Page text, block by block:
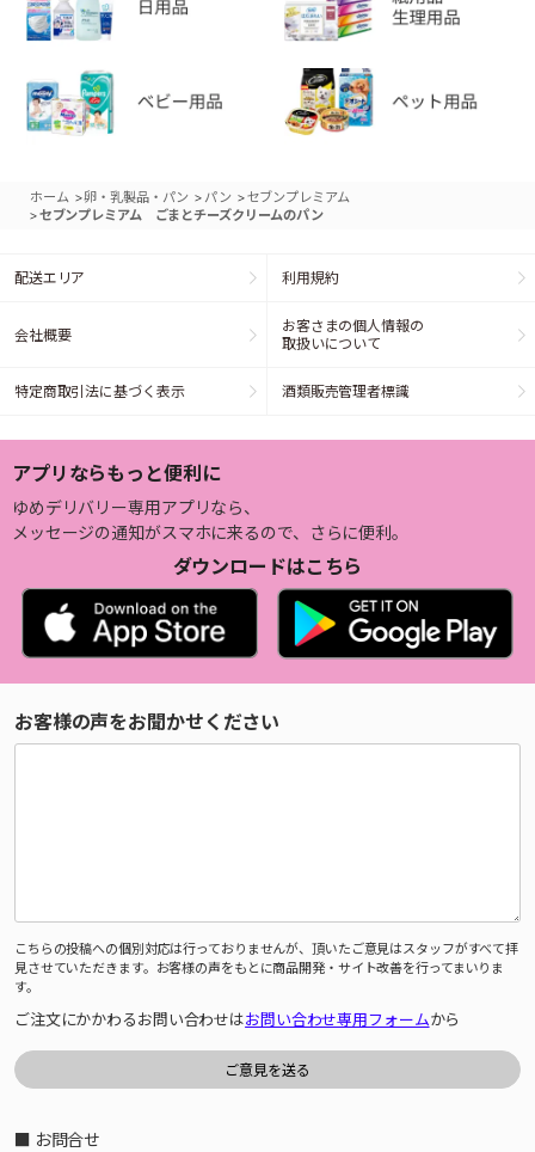
ホーム >卵・乳製品・パン > パン >セブンプレミアム
>セブンプレミアム ごまとチーズクリームのパン
配送エリア 利用規約
会社概要
お客さまの個人情報の
取扱いについて
特定商取引法に基づく表示 酒類販売管理者標識
アプリならもっと便利に
ゆめデリバリー専用アプリなら、
メッセージの通知がスマホに来るので、さらに便利。
ダウンロードはこちら
お客様の声をお聞かせください
こちらの投稿への個別対応は行っておりませんが、頂いたご意見はスタッフがすべて拝
見させていただきます。お客様の声をもとに商品開発・サイト改善を行ってまいりま
す。
ご注文にかかわるお問い合わせはお問い合わせ専用フォームから
■ お問合せ